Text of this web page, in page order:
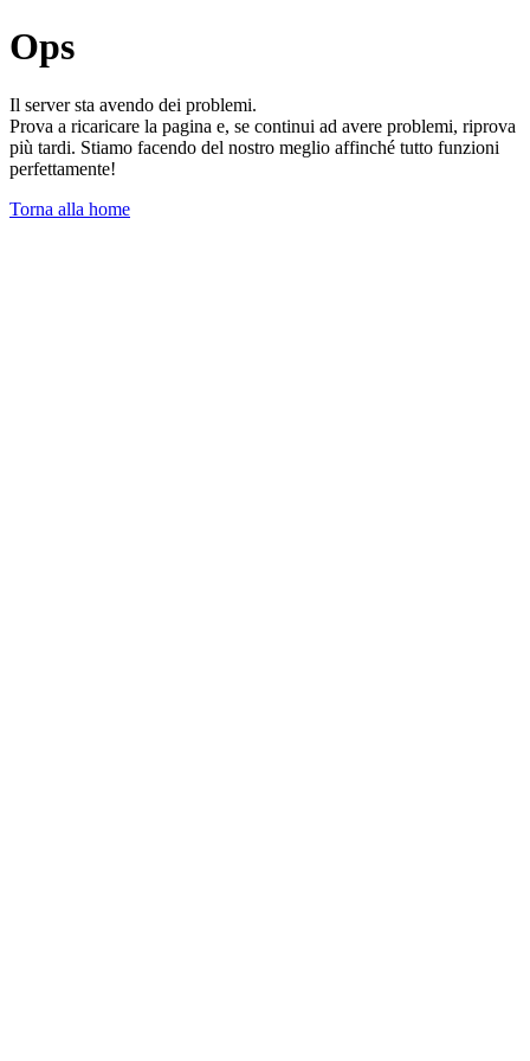
Ops
Il server sta avendo dei problemi.
Prova a ricaricare la pagina e, se continui ad avere problemi, riprova
più tardi. Stiamo facendo del nostro meglio affinché tutto funzioni
perfettamente!
Torna alla home